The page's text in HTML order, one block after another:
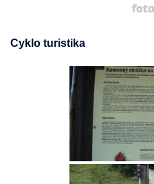
Cyklo turistika